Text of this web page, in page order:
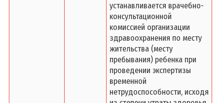
устанавливается врачебно-
консультационной
комиссией организации
здравоохранения по месту
жительства (месту
пребывания) ребенка при
проведении экспертизы
временной
нетрудоспособности, исходя